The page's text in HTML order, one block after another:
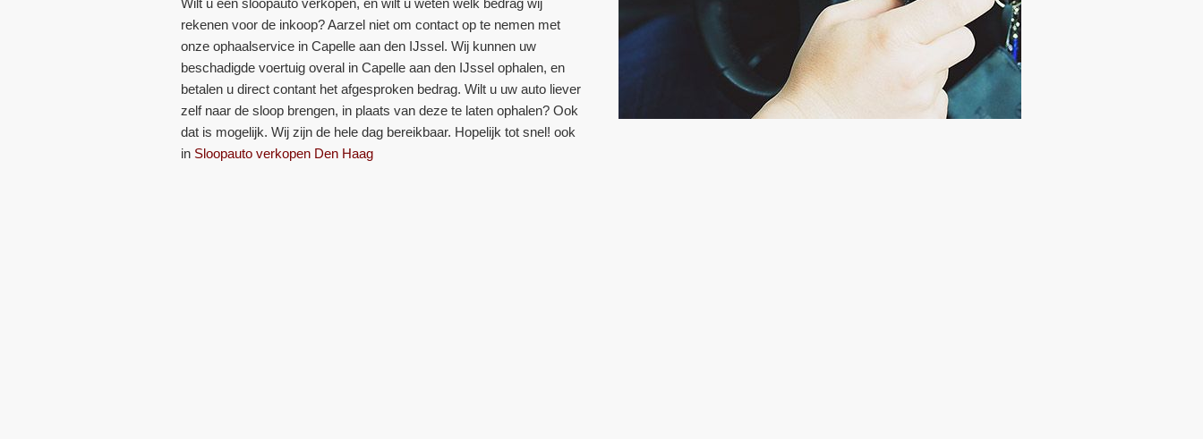
Wilt u een sloopauto verkopen, en wilt u weten welk bedrag wij
rekenen voor de inkoop? Aarzel niet om contact op te nemen met
onze ophaalservice in Capelle aan den IJssel. Wij kunnen uw
beschadigde voertuig overal in Capelle aan den IJssel ophalen, en
betalen u direct contant het afgesproken bedrag. Wilt u uw auto liever
zelf naar de sloop brengen, in plaats van deze te laten ophalen? Ook
dat is mogelijk. Wij zijn de hele dag bereikbaar. Hopelijk tot snel! ook
in Sloopauto verkopen Den Haag